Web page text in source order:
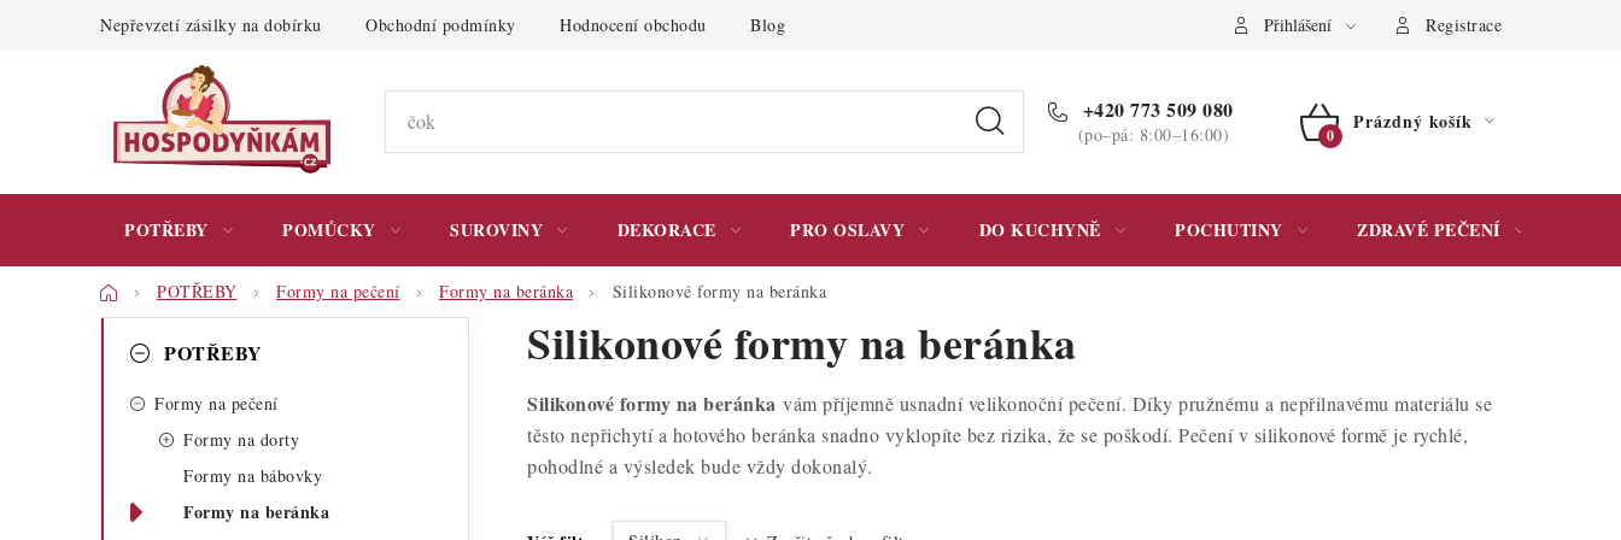
Nepřevzetí zásilky na dobírku Obchodní podmínky Hodnocení obchodu Blog Podmínky ochrany osobních údajů Přihlášení Registrace
+420 773 509 080
(po–pá: 8:00–16:00)
NÁKUPNÍ
Prázdný košík
POTŘEBY POMŮCKY SUROVINY DEKORACE PRO OSLAVY DO KUCHYNĚ POCHUTINY ZDRAVÉ PEČENÍ
DomůPOTŘEBY Formy na pečení Formy na beránka Silikonové formy na beránka
kategoriePOTŘEBY
Formy na pečení
Formy na dorty
Formy na bábovky
Formy na beránka
Silikonové formy na beránka
Silikonové formy na beránka vám příjemně usnadní velikonoční pečení. Díky pružnému a nepřilnavému materiálu se
těsto nepřichytí a hotového beránka snadno vyklopíte bez rizika, že se poškodí. Pečení v silikonové formě je rychlé,
pohodlné a výsledek bude vždy dokonalý.